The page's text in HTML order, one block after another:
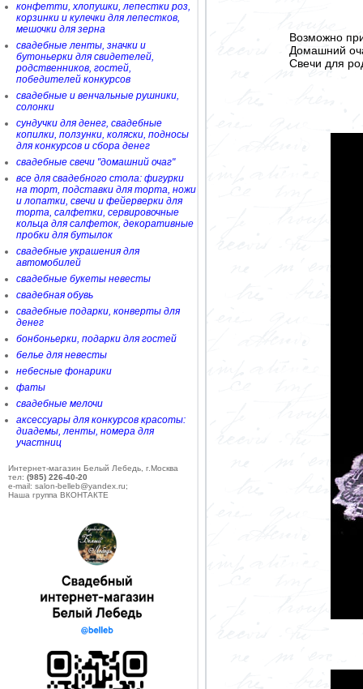
конфетти, хлопушки, лепестки роз,
корзинки и кулечки для лепестков,
мешочки для зерна
свадебные ленты, значки и
бутоньерки для свидетелей,
родственников, гостей,
победителей конкурсов
свадебные и венчальные рушники,
солонки
сундучки для денег, свадебные
копилки, ползунки, коляски, подносы
для конкурсов и сбора денег
свадебные свечи "домашний очаг"
все для свадебного стола: фигурки
на торт, подставки для торта, ножи
и лопатки, свечи и фейерверки для
торта, салфетки, сервировочные
кольца для салфеток, декоративные
пробки для бутылок
свадебные украшения для
автомобилей
свадебные букеты невесты
свадебная обувь
свадебные подарки, конверты для
денег
бонбоньерки, подарки для гостей
белье для невесты
небесные фонарики
фаты
свадебные мелочи
аксессуары для конкурсов красоты:
диадемы, ленты, номера для
участниц
Интернет-магазин Белый Лебедь, г.Москва
тел: (985) 226-40-20
e-mail: salon-belleb@yandex.ru;
Наша группа ВКОНТАКТЕ
Возможно
Домашний
Свечи для